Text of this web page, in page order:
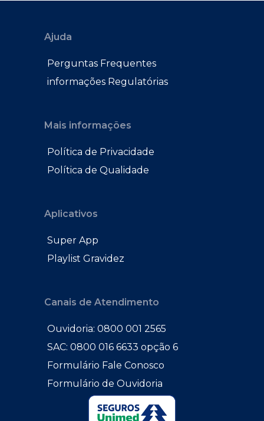
Ajuda
Perguntas Frequentes
informações Regulatórias
Mais informações
Política de Privacidade
Política de Qualidade
Aplicativos
Super App
Playlist Gravidez
Canais de Atendimento
Ouvidoria: 0800 001 2565
SAC: 0800 016 6633 opção 6
Formulário Fale Conosco
Formulário de Ouvidoria